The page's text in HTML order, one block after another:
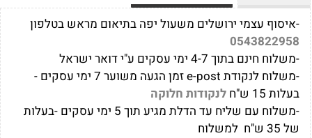
-איסוף עצמי ירושלים משעול יפה בתיאום מראש בטלפון
0543822958
-משלוח חינם בתוך 4-7 ימי עסקים ע"י דואר ישראל
-משלוח לנקודת e-post זמן הגעה משוער 7 ימי עסקים -
בעלות 15 ש"ח
לנקודות חלוקה
-משלוח עם שליח עד הדלת מגיע תוך 5 ימי עסקים -בעלות
של 35 ש"ח למשלוח